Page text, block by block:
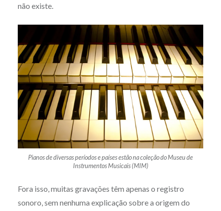
não existe.
Pianos de diversas períodos e países estão na coleção do Museu de
Instrumentos Musicais (MIM)
Fora isso, muitas gravações têm apenas o registro
sonoro, sem nenhuma explicação sobre a origem do